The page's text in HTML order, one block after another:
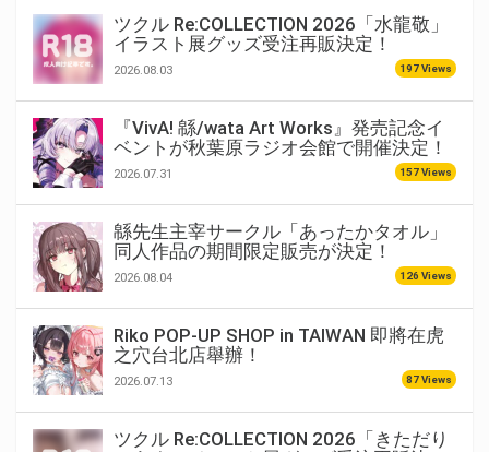
ツクル Re:COLLECTION 2026「水龍敬」
イラスト展グッズ受注再販決定！
2026.08.03 197 Views
『VivA! 緜/wata Art Works』発売記念イ
ベントが秋葉原ラジオ会館で開催決定！
2026.07.31 157 Views
緜先生主宰サークル「あったかタオル」
同人作品の期間限定販売が決定！
2026.08.04 126 Views
Riko POP-UP SHOP in TAIWAN 即將在虎
之穴台北店舉辦！
2026.07.13 87 Views
ツクル Re:COLLECTION 2026「きただり